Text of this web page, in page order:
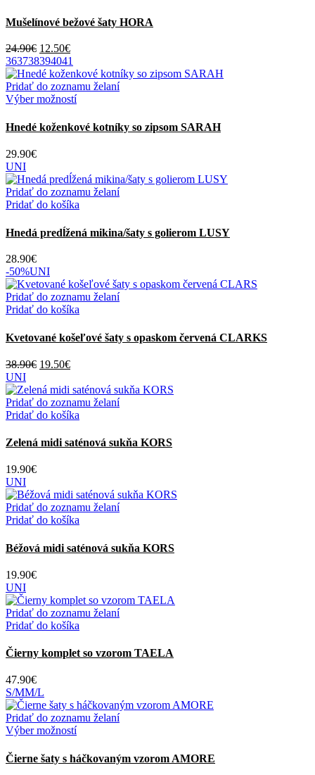
Mušelínové bežové šaty HORA
24.90€ Pôvodná
cena
bola:
24.90€.
12.50€Aktuálna
cena
je:
12.50€.
363738394041
Pridať do zoznamu želaní
Výber možnostíTento
má
viacero
si
môžete
vybrať
na
stránke
produktu.
Hnedé koženkové kotníky so zipsom SARAH
29.90€
UNI
Pridať do zoznamu želaní
Pridať do košíka
Hnedá predĺžená mikina/šaty s golierom LUSY
28.90€
-50%UNI
Pridať do zoznamu želaní
Pridať do košíka
Kvetované košeľové šaty s opaskom červená CLARKS
38.90€ Pôvodná
bola:
38.90€.
19.50€Aktuálna
je:
19.50€.
UNI
Pridať do zoznamu želaní
Pridať do košíka
Zelená midi saténová sukňa KORS
19.90€
UNI
Pridať do zoznamu želaní
Pridať do košíka
Béžová midi saténová sukňa KORS
19.90€
UNI
Pridať do zoznamu želaní
Pridať do košíka
Čierny komplet so vzorom TAELA
47.90€
S/MM/L
Pridať do zoznamu želaní
Výber možnostíTento
má
viacero
Čierne šaty s háčkovaným vzorom AMORE